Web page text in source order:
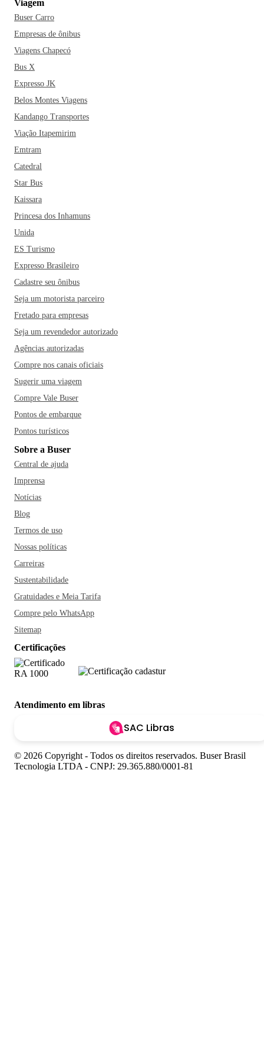
Toninhas, Perequê e Félix. Mas se a sua vibe for trilha e
cachoeira, não seja por isso; coloque no seu roteiro a
Cachoeira da Água Branca, a Cachoeira do Prumirim, a
Cachoeira dos Poços e a Cachoeira da Escada.
possui muitas opções gastronômicas, como toda região
Mercadão Municipal de Ubatuba. Para os amantes de bons
pratos, a cidade conta com restaurantes de comidas asiáticas,
pizzarias, churrascarias, comidas mexicanas e italianas. Os
destaques são Almada Bar de Praia, Jundu Praia Bar, O Rei
do Peixe e o Raízes Restaurante Pizzaria.
malas?
Viagem
Buser Carro
Empresas de ônibus
Viagens Chapecó
Bus X
Expresso JK
Belos Montes Viagens
Kandango Transportes
Viação Itapemirim
Emtram
Catedral
Star Bus
Kaissara
Princesa dos Inhamuns
Unida
ES Turismo
Expresso Brasileiro
Cadastre seu ônibus
Seja um motorista parceiro
Fretado para empresas
Seja um revendedor autorizado
Agências autorizadas
Compre nos canais oficiais
Sugerir uma viagem
Compre Vale Buser
Pontos de embarque
Pontos turísticos
Sobre a Buser
Central de ajuda
Imprensa
Notícias
Blog
Termos de uso
Nossas políticas
Carreiras
Sustentabilidade
Gratuidades e Meia Tarifa
Compre pelo WhatsApp
Sitemap
Certificações
Atendimento em libras
SAC Libras
© 2026 Copyright - Todos os direitos reservados. Buser Brasil
Tecnologia LTDA - CNPJ: 29.365.880/0001-81